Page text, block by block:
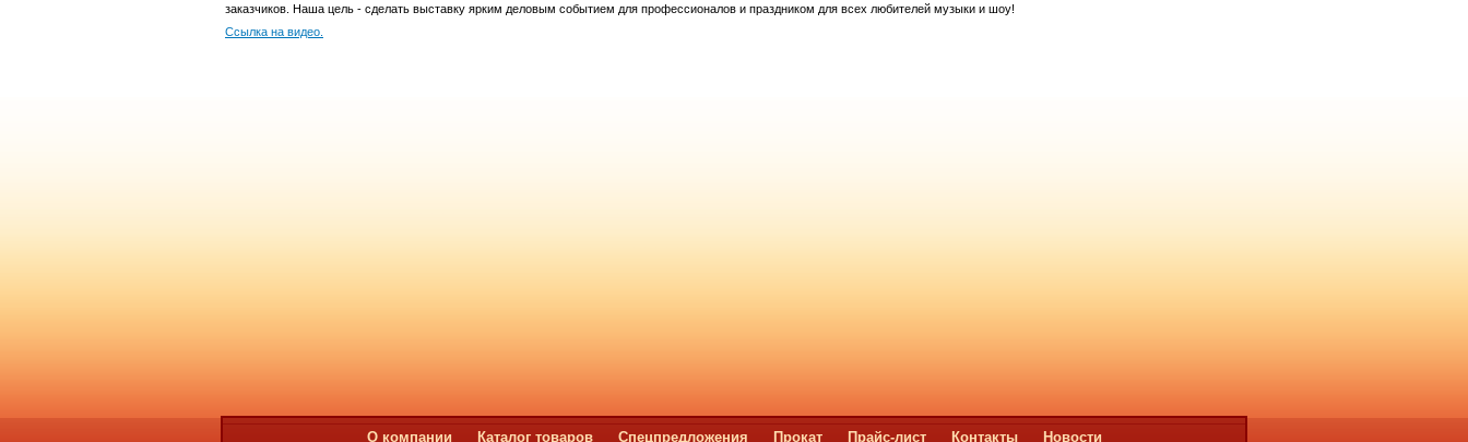
заказчиков. Наша цель - сделать выставку ярким деловым событием для профессионалов и праздником для всех любителей музыки и шоу!
Ссылка на видео.
О компании Каталог товаров Спецпредложения Прокат Прайс-лист Контакты Новости